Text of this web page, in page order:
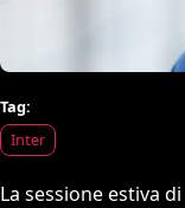
Tag:
Inter
La sessione estiva di